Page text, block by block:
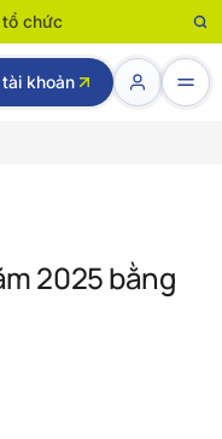
tổ chức
khoản
2025 bằng